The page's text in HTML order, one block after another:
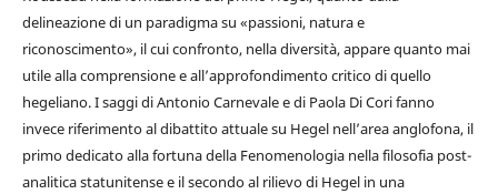
delineazione di un paradigma su «passioni, natura e
riconoscimento», il cui confronto, nella diversità, appare quanto mai
utile alla comprensione e all’approfondimento critico di quello
hegeliano. I saggi di Antonio Carnevale e di Paola Di Cori fanno
invece riferimento al dibattito attuale su Hegel nell’area anglofona, il
primo dedicato alla fortuna della Fenomenologia nella filosofia post-
analitica statunitense e il secondo al rilievo di Hegel in una